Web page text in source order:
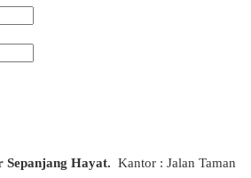
Hayat. Kantor : Jalan Taman